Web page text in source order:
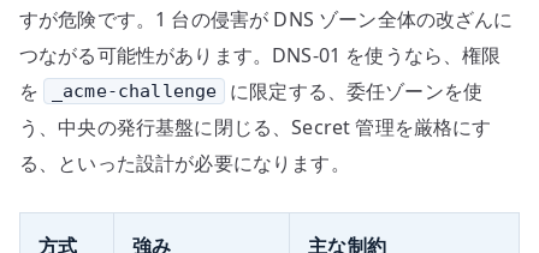
すが危険です。1 台の侵害が DNS ゾーン全体の改ざんに
つながる可能性があります。DNS-01 を使うなら、権限
を
_acme-challenge
に限定する、委任ゾーンを使
う、中央の発行基盤に閉じる、Secret 管理を厳格にす
る、といった設計が必要になります。
方式 強み 主な制約